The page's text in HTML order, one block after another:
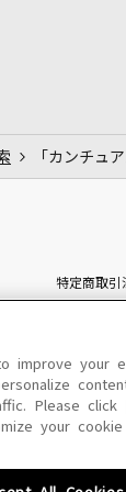
「カンチュ
特定商取引
このサイ
improve your
Please click
your